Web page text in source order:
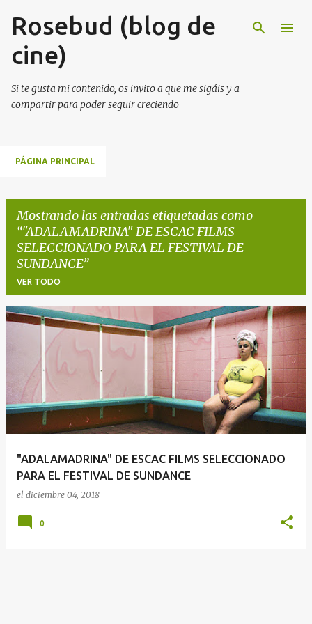
Ir al contenido principal
Rosebud (blog de
cine)
Si te gusta mi contenido, os invito a que me sigáis y a
compartir para poder seguir creciendo
PÁGINA PRINCIPAL
Mostrando las entradas etiquetadas como
"ADALAMADRINA" DE ESCAC FILMS
SELECCIONADO PARA EL FESTIVAL DE
SUNDANCE
VER TODO
a
"ADALAMADRINA" DE ESCAC FILMS SELECCIONADO
PARA EL FESTIVAL DE SUNDANCE
el diciembre 04, 2018
0